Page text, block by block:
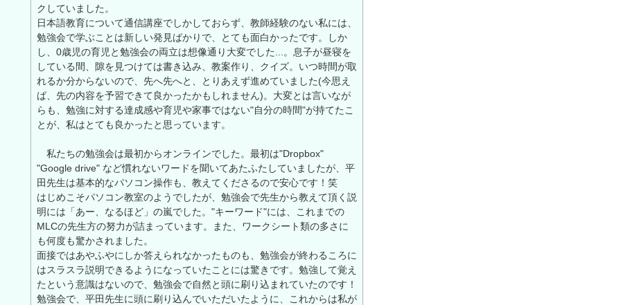
クしていました。
日本語教育について通信講座でしかしておらず、教師経験のない私には、
勉強会で学ぶことは新しい発見ばかりで、とても面白かったです。しか
し、0歳児の育児と勉強会の両立は想像通り大変でした...。息子が昼寝を
している間、隙を見つけては書き込み、教案作り、クイズ。いつ時間が取
れるか分からないので、先へ先へと、とりあえず進めていました(今思え
ば、先の内容を予習できて良かったかもしれません)。大変とは言いなが
らも、勉強に対する達成感や育児や家事ではない"自分の時間"が持てたこ
とが、私はとても良かったと思っています。
私たちの勉強会は最初からオンラインでした。最初は"Dropbox"
"Google drive" など慣れないワードを聞いてあたふたしていましたが、平
田先生は基本的なパソコン操作も、教えてくださるので安心です！笑
はじめこそパソコン教室のようでしたが、勉強会で先生から教えて頂く説
明には「あー、なるほど」の嵐でした。"キーワード"には、これまでの
MLCの先生方の努力が詰まっています。また、ワークシート類の多さに
も何度も驚かされました。
面接ではあやふやにしか答えられなかったものも、勉強会が終わるころに
はスラスラ説明できるようになっていたことには驚きです。勉強して覚え
たという意識はないので、勉強会で自然と頭に刷り込まれていたのです！
勉強会で、平田先生に頭に刷り込んでいただいたように、これからは私が